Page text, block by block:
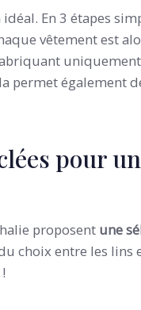
En 3 étapes
vêtement est
permet également
pour
proposent une
choix entre les lins